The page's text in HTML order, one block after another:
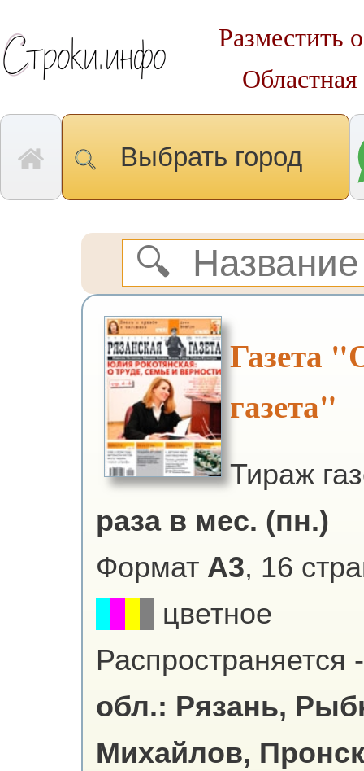
Разместить
Областная
Выбрать город
Газета
газета"
Тираж
раза в мес. (пн.)
Формат А3, 16
цветное
Распространяется -
обл.: Рязань,
Михайлов,